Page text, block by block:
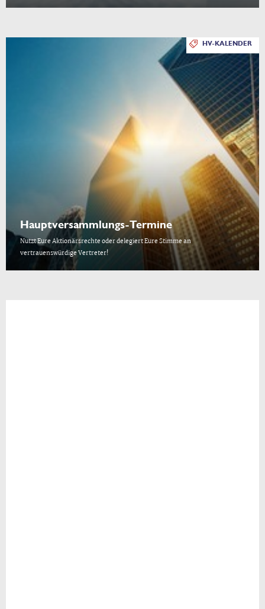
HV-KALENDER
Hauptversammlungs-Termine
Nutzt Eure Aktionärsrechte oder delegiert Eure Stimme an
vertrauenswürdige Vertreter!